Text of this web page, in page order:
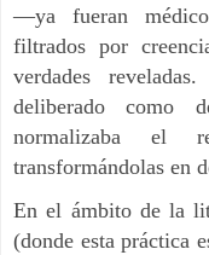
—ya fueran
filtrados por
verdades
deliberado como
normalizaba el
transformándolas en
En el ámbito de la
(donde esta práctica